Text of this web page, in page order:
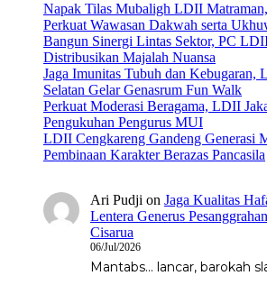
Napak Tilas Mubaligh LDII
Perkuat Wawasan Dakwah serta
Bangun Sinergi Lintas Sektor, PC
Distribusikan Majalah Nuansa
Jaga Imunitas Tubuh dan Kebugaran,
Selatan Gelar Genasrum Fun Walk
Perkuat Moderasi Beragama, LDII
Pengukuhan Pengurus MUI
LDII Cengkareng Gandeng Generasi
Pembinaan Karakter Berazas Pancasila
Ari Pudji on Jaga Kualitas
Lentera Generus
Cisarua
06/Jul/2026
Mantabs... lancar, barokah